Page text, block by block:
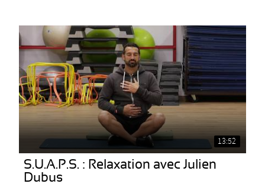
13:52
S.U.A.P.S. : Relaxation avec Julien
Dubus